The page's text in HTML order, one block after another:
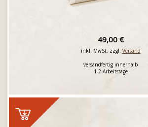
49,00 €
inkl. MwSt. zzgl. Versand
versandfertig innerhalb
1-2 Arbeitstage